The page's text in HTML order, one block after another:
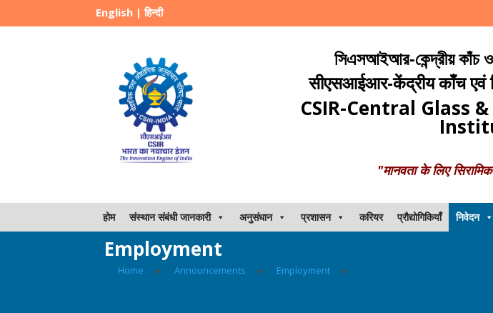
English |हिन्दी
সিএসআইআর-কেন্দ্রীয় কাঁচ ও
सीएसआईआर-केंद्रीय काँच एवं
CSIR-Central Glass
"मानवता के लिए
होम संस्थान संबंधी जानकारी अनुसंधान प्रशासन करियर प्रौद्योगिकियाँ निवेदन
Employment
Home ▸ Announcements ▸ Employment ▸